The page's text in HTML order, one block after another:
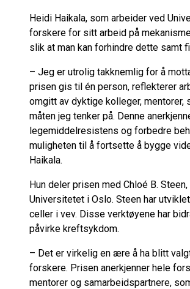
Heidi Haikala, som arbeider ved
forskere for sitt arbeid på
slik at man kan forhindre dette samt
– Jeg er utrolig takknemlig for å
prisen gis til én person, reflekterer
omgitt av dyktige kolleger,
måten jeg tenker på. Denne
legemiddelresistens og forbedre
muligheten til å fortsette å bygge
Haikala.
Hun deler prisen med Chloé B.
Universitetet i Oslo. Steen har
celler i vev. Disse verktøyene har
påvirke kreftsykdom.
– Det er virkelig en ære å ha blitt
forskere. Prisen anerkjenner hele
mentorer og samarbeidspartnere,